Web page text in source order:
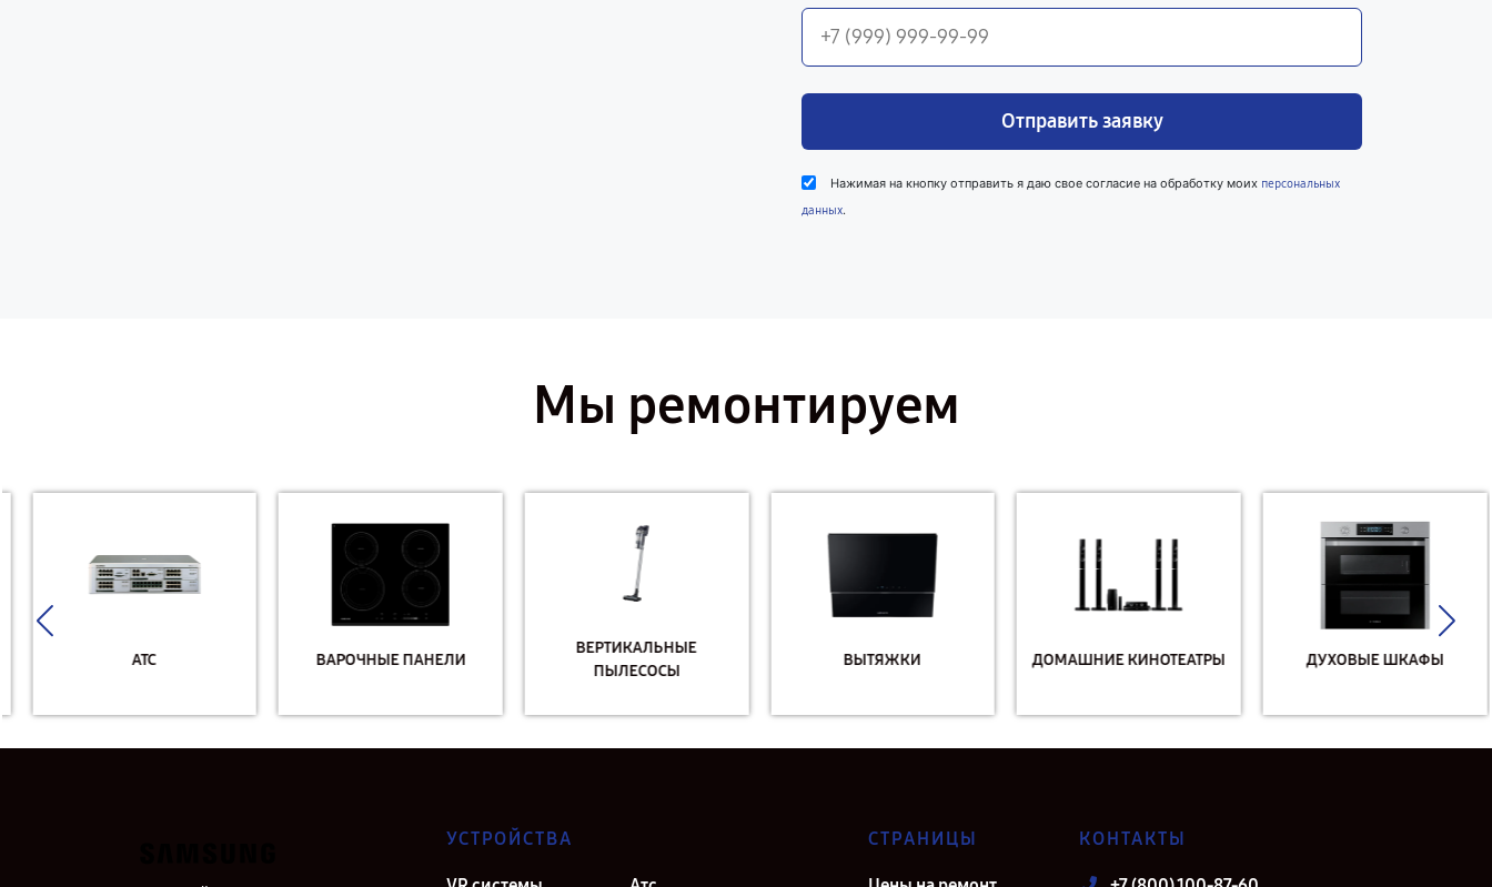
Отправить заявку
Нажимая на кнопку отправить я даю свое согласие на обработку моих персональных
данных.
Мы ремонтируем
АТС ВАРОЧНЫЕ ПАНЕЛИ
ВЕРТИКАЛЬНЫЕ
ПЫЛЕСОСЫ
ВЫТЯЖКИ ДОМАШНИЕ КИНОТЕАТРЫ ДУХОВЫЕ ШКАФЫ
УСТРОЙСТВА СТРАНИЦЫ КОНТАКТЫ